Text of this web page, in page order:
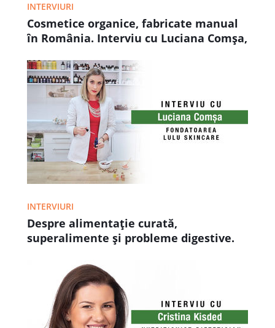
INTERVIURI
Cosmetice organice, fabricate manual
în România. Interviu cu Luciana Comșa,
INTERVIURI
Despre alimentație curată,
superalimente și probleme digestive.
nutriționist-dietetician și farmacist